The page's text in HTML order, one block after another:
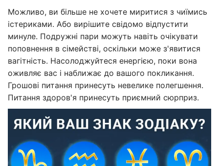
Можливо, ви більше не хочете миритися з чиїмись
істериками. Або вирішите свідомо відпустити
минуле. Подружні пари можуть навіть очікувати
поповнення в сімействі, оскільки може з'явитися
вагітність. Насолоджуйтеся енергією, поки вона
оживляє вас і наближає до вашого покликання.
Грошові питання принесуть невелике полегшення.
Питання здоров'я принесуть приємний сюрприз.